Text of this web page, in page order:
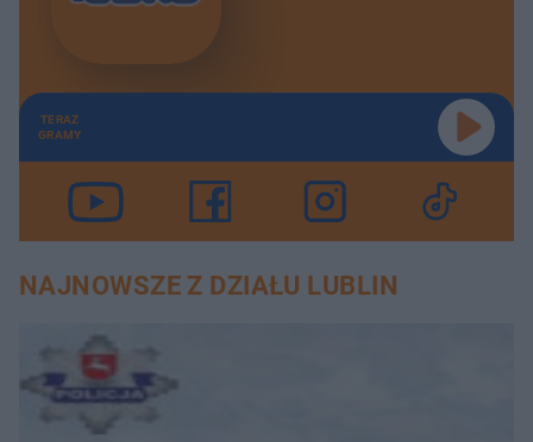
TERAZ
GRAMY
NAJNOWSZE Z DZIAŁU LUBLIN